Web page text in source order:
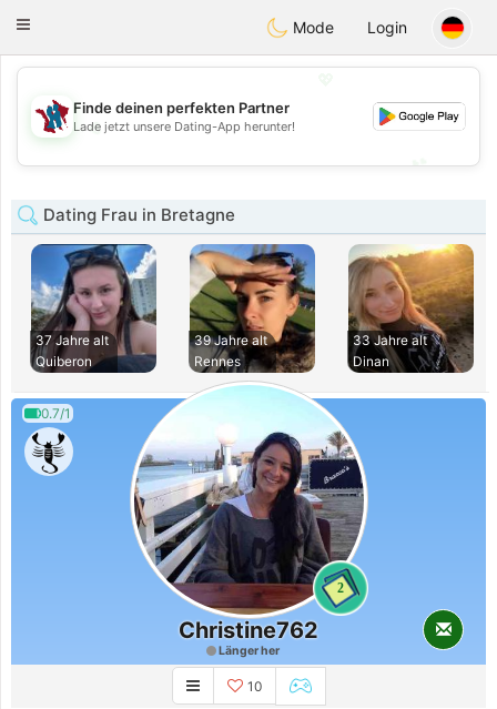
Taimerais
Toggle
Mode Login
💖
💕
Finde deinen perfekten Partner
Lade jetzt unsere Dating-App herunter!
Dating Frau in Bretagne
37 Jahre alt
Quiberon
39 Jahre alt
Rennes
33 Jahre alt
Dinan
0.7/1
2
Christine762
Länger her
10